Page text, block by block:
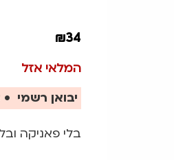
₪34
המלאי אזל
יבואן רשמי •
בלי פאניקה